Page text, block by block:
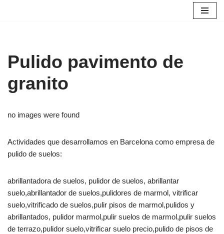
r
n
t
n
i
d
o
Pulido pavimento de
granito
no images were found
Actividades que desarrollamos en Barcelona como empresa de
pulido de suelos:
abrillantadora de suelos, pulidor de suelos, abrillantar
suelo,abrillantador de suelos,pulidores de marmol, vitrificar
suelo,vitrificado de suelos,pulir pisos de marmol,pulidos y
abrillantados, pulidor marmol,pulir suelos de marmol,pulir suelos
de terrazo,pulidor suelo,vitrificar suelo precio,pulido de pisos de